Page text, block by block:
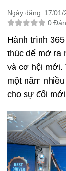
Ngày đăng: 17/01/
0
Hành trình
thúc để mở ra
và cơ hội mới.
một năm
cho sự đổi